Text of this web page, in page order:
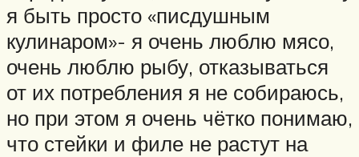
я быть просто «писдушным
кулинаром»- я очень люблю мясо,
очень люблю рыбу, отказываться
от их потребления я не собираюсь,
но при этом я очень чётко понимаю,
что стейки и филе не растут на